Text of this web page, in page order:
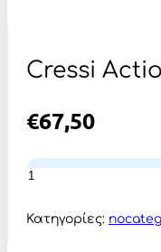
Cressi
€67,50
Cressi
Action
Mask
Black/Black
Κατηγορίες: